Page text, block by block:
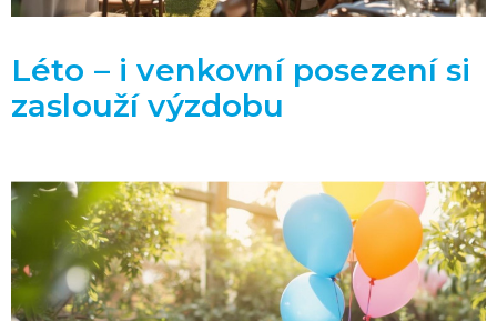
Léto – i venkovní posezení si
zaslouží výzdobu